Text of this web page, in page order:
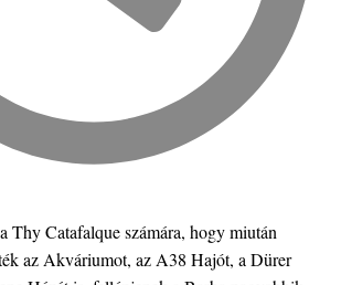
Thy Catafalque számára, hogy miután
az Akváriumot, az A38 Hajót, a Dürer